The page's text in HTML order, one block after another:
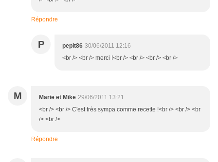
Répondre
P pepit86 30/06/2011 12:16
<br /> <br /> merci !<br /> <br /> <br /> <br />
M Marie et Mike 29/06/2011 13:21
<br /> <br /> C'est très sympa comme recette !<br /> <br /> <br
/> <br />
Répondre